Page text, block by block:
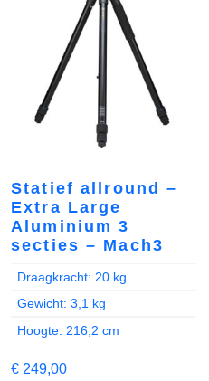
Statief allround –
Extra Large
Aluminium 3
secties – Mach3
Draagkracht: 20 kg
Gewicht: 3,1 kg
Hoogte: 216,2 cm
€ 249,00